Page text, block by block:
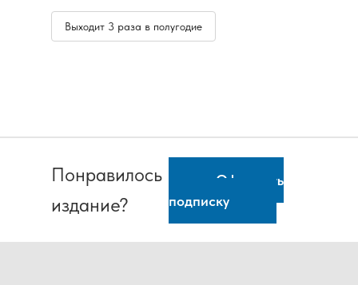
Выходит 3 раза в полугодие
Понравилось
издание?
Оформить
подписку